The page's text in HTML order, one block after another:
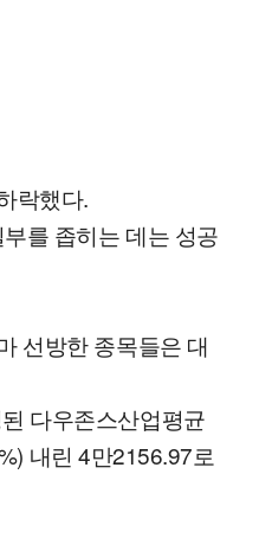
락했다.
를 좁히는 데는 성공
선방한 종목들은 대
다우존스산업평균
내린 4만2156.97로